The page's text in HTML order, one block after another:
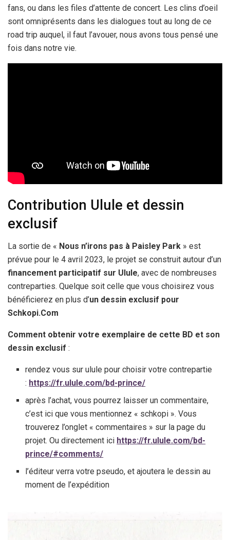
fans, ou dans les files d’attente de concert. Les clins d’oeil
sont omniprésents dans les dialogues tout au long de ce
road trip auquel, il faut l’avouer, nous avons tous pensé une
fois dans notre vie.
Contribution Ulule et dessin
exclusif
La sortie de « Nous n’irons pas à Paisley Park » est
prévue pour le 4 avril 2023, le projet se construit autour d’un
financement participatif sur Ulule, avec de nombreuses
contreparties. Quelque soit celle que vous choisirez vous
bénéficierez en plus d’un dessin exclusif pour
Schkopi.Com
Comment obtenir votre exemplaire de cette BD et son
dessin exclusif :
rendez vous sur ulule pour choisir votre contrepartie
: https://fr.ulule.com/bd-prince/
après l’achat, vous pourrez laisser un commentaire,
c’est ici que vous mentionnez « schkopi ». Vous
trouverez l’onglet « commentaires » sur la page du
projet. Ou directement ici https://fr.ulule.com/bd-
prince/#comments/
l’éditeur verra votre pseudo, et ajoutera le dessin au
moment de l’expédition